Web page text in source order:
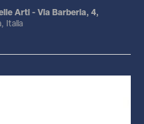
Arti - Via Barberia, 4,
Italia